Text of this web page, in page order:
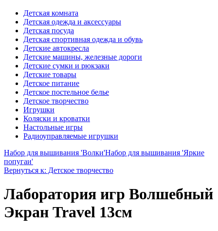
Детская комната
Детская одежда и аксессуары
Детская посуда
Детская спортивная одежда и обувь
Детские автокресла
Детские машины, железные дороги
Детские сумки и рюкзаки
Детские товары
Детское питание
Детское постельное белье
Детское творчество
Игрушки
Коляски и кроватки
Настольные игры
Радиоуправляемые игрушки
Набор для вышивания 'Волки'Набор для вышивания 'Яркие
попугаи'
Вернуться к: Детское творчество
Лаборатория игр Волшебный
Экран Travel 13см